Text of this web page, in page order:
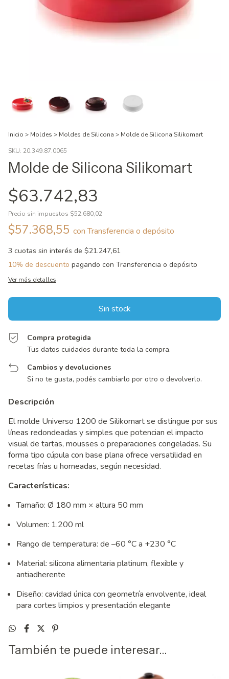
Inicio > Moldes > Moldes de Silicona > Molde de Silicona Silikomart
SKU: 20.349.87.0065
Molde de Silicona Silikomart
$63.742,83
Precio sin impuestos $52.680,02
$57.368,55 con Transferencia o depósito
3 cuotas sin interés de $21.247,61
10% de descuento pagando con Transferencia o depósito
Ver más detalles
Compra protegida
Tus datos cuidados durante toda la compra.
Cambios y devoluciones
Si no te gusta, podés cambiarlo por otro o devolverlo.
Descripción
El molde Universo 1200 de Silikomart se distingue por sus
líneas redondeadas y simples que potencian el impacto
visual de tartas, mousses o preparaciones congeladas. Su
forma tipo cúpula con base plana ofrece versatilidad en
recetas frías u horneadas, según necesidad.
Características:
Tamaño: Ø 180 mm × altura 50 mm
Volumen: 1.200 ml
Rango de temperatura: de –60 °C a +230 °C
Material: silicona alimentaria platinum, flexible y
antiadherente
Diseño: cavidad única con geometría envolvente, ideal
para cortes limpios y presentación elegante
También te puede interesar...